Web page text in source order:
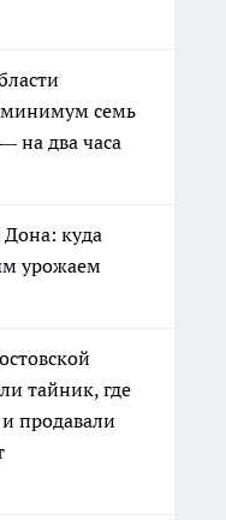
минимум семь
на два часа
куда
урожаем
тайник, где
продавали